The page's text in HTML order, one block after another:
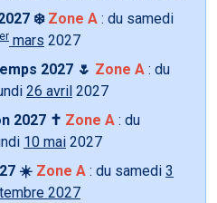
❄️ Zone A : du samedi
er mars 2027
2027 🌷 Zone A : du
26 avril 2027
2027 ✝️ Zone A : du
10 mai 2027
☀️ Zone A : du samedi 3
2027